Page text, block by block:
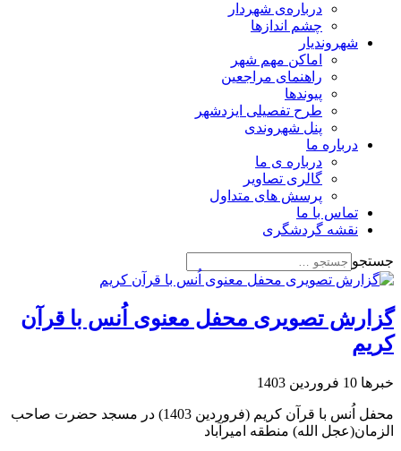
درباره‌ی شهردار
چشم اندازها
شهروندیار
اماکن مهم شهر
راهنمای مراجعین
پیوند‌ها
طرح تفصیلی ایزدشهر
پنل شهروندی
درباره ما
درباره ی ما
گالری تصاویر
پرسش های متداول
تماس با ما
نقشه گردشگری
جستجو
گزارش تصویری محفل معنوی اُنس با قرآن
کریم
خبرها 10 فروردين 1403
محفل اُنس با قرآن کریم (فروردین 1403) در مسجد حضرت صاحب
الزمان(عجل‌ الله) منطقه امیرآباد